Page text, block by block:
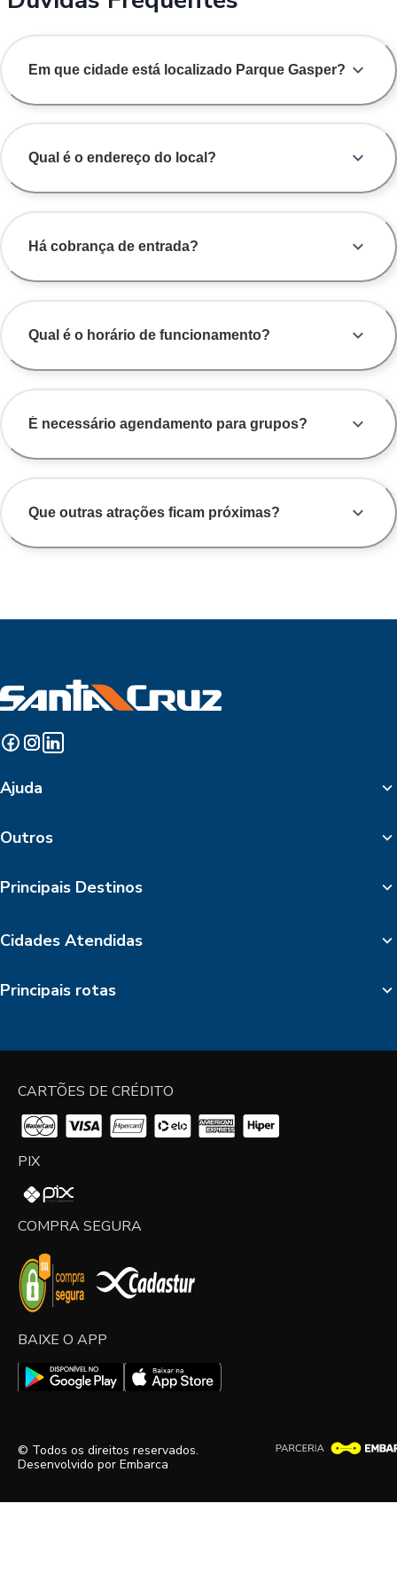
Em que cidade está localizado Parque Gasper?
Qual é o endereço do local?
Há cobrança de entrada?
Qual é o horário de funcionamento?
É necessário agendamento para grupos?
Que outras atrações ficam próximas?
Ajuda
Outros
Principais Destinos
Cidades Atendidas
Principais rotas
CARTÕES DE CRÉDITO
PIX
COMPRA SEGURA
BAIXE O APP
© Todos os direitos reservados.
Desenvolvido por Embarca